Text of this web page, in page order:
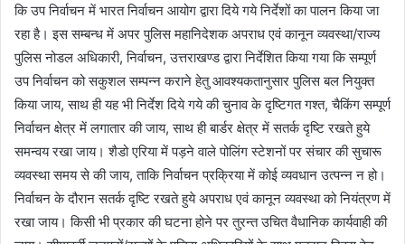
कि उप निर्वाचन में भारत निर्वाचन आयोग द्वारा दिये गये निर्देशों का पालन किया जा
रहा है। इस सम्बन्ध में अपर पुलिस महानिदेशक अपराध एवं कानून व्यवस्था/राज्य
पुलिस नोडल अधिकारी, निर्वाचन, उत्तराखण्ड द्वारा निर्देशित किया गया कि सम्पूर्ण
उप निर्वाचन को सकुशल सम्पन्न कराने हेतु आवश्यकतानुसार पुलिस बल नियुक्त
किया जाय, साथ ही यह भी निर्देश दिये गये की चुनाव के दृष्टिगत गश्त, चैकिंग सम्पूर्ण
निर्वाचन क्षेत्र में लगातार की जाय, साथ ही बार्डर क्षेत्र में सतर्क दृष्टि रखते हुये
समन्वय रखा जाय। शैडो एरिया में पड़ने वाले पोलिंग स्टेशनों पर संचार की सुचारू
व्यवस्था समय से की जाय, ताकि निर्वाचन प्रक्रिया में कोई व्यवधान उत्पन्न न हो।
निर्वाचन के दौरान सतर्क दृष्टि रखते हुये अपराध एवं कानून व्यवस्था को नियंत्रण में
रखा जाय। किसी भी प्रकार की घटना होने पर तुरन्त उचित वैधानिक कार्यवाही की